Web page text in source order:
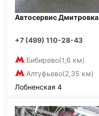
Автосервис Дмитровка
+7 (499) 110-28-43
Бибирево(1,6 км)
Алтуфьево(2,35 км)
Лобненская 4